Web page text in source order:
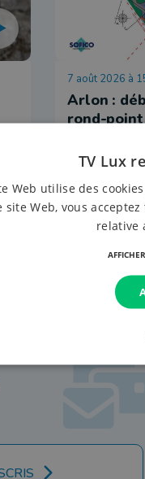
7 août 2026 à
Arlon :
rond-
TV Lux
Web utilise des
site Web, vous
relative